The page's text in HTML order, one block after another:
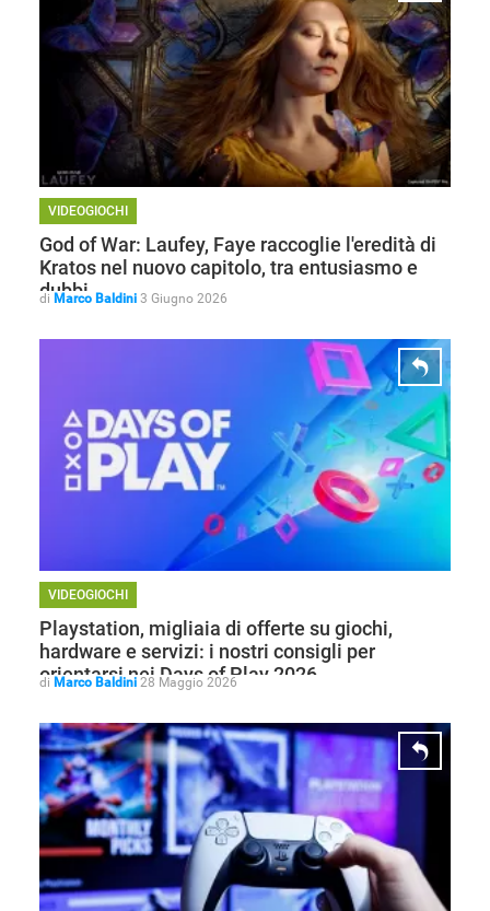
VIDEOGIOCHI
God of War: Laufey, Faye raccoglie l'eredità di
Kratos nel nuovo capitolo, tra entusiasmo e
dubbi
di Marco Baldini 3 Giugno 2026
VIDEOGIOCHI
Playstation, migliaia di offerte su giochi,
hardware e servizi: i nostri consigli per
orientarsi nei Days of Play 2026
di Marco Baldini 28 Maggio 2026